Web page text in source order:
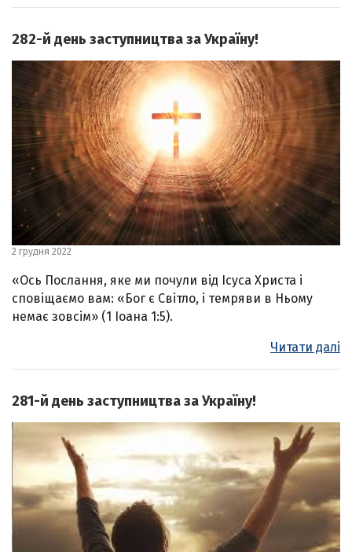
282-й день заступництва за Україну!
2 грудня 2022
«Ось Послання, яке ми почули від Ісуса Христа і
сповіщаємо вам: «Бог є Світло, і темряви в Ньому
немає зовсім» (1 Іоана 1:5).
Читати далі
281-й день заступництва за Україну!